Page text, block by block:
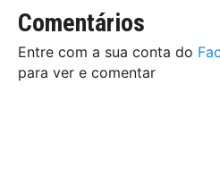
Comentários
Entre com a sua conta do
para ver e comentar